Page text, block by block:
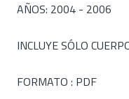
AÑOS: 2004 - 2006
INCLUYE SÓLO
FORMATO : PDF